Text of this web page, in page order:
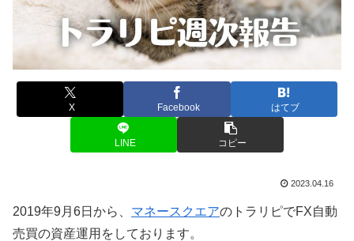
X Facebook はてブ
LINE コピー
2023.04.16
2019年9月6日から、 マネースクエアのトラリピでFX自動
売買の資産運用をしております。